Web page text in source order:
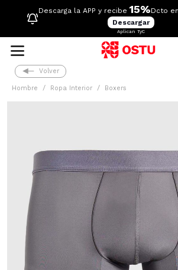
Descarga la APP y recibe 15%Dcto
Descargar
Aplican TyC
Volver
Hombre Ropa Interior Boxers